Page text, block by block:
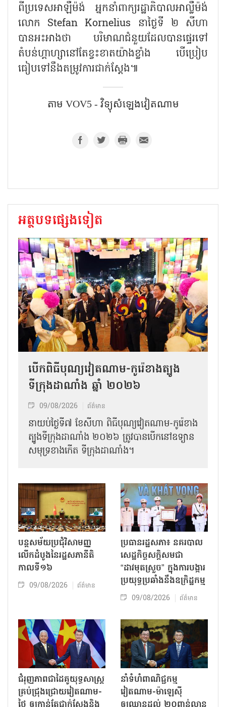
ពីប្រទេសអាឡឺម៉ង់ អ្នកនាំពាក្យរដ្ឋាភិបាលអាល្លឺម៉ង់
លោក Stefan Kornelius នាថ្ងៃទី ២ សីហា
បានអះអាងថា បរិមាណជំនួយដែលបានផ្ទេរទៅ
តំបន់ហ្គាហ្សានៅតែខ្វះខាតយ៉ាងខ្លាំង បើប្រៀប
ធៀបទៅនឹងតម្រូវការជាក់ស្តែង៕
តាម VOV5​​ - វិទ្យុសំឡេងវៀតណាម​
អត្ថបទផ្សេងទៀត
បើកពិធីបុណ្យវៀតណាម-កូរ៉េខាងត្បូង
ទីក្រុងដាណាំង ឆ្នាំ ២០២៦
09/08/2026 ព័ត៌មាន
នាយប់ថ្ងៃទី៧ ខែសីហា ពិធីបុណ្យវៀតណាម-កូរ៉េខាង
ត្បូងទីក្រុងដាណាំង ២០២៦ ត្រូវបានបើកនៅឧទ្យាន
សមុទ្រខាងកើត ទីក្រុងដាណាំង។
បន្តសម័យប្រជុំវិសាមញ្ញ
លើកដំបូងនៃរដ្ឋសភានីតិ
កាលទី១៦
09/08/2026 ព័ត៌មាន
ប្រធានរដ្ឋសភា៖ នគរបាល
សេដ្ឋកិច្ចសក្តិសមជា
“ដាវមុតស្រួច” ក្នុងការបង្ការ
ប្រយុទ្ធប្រឆាំងនឹងឧក្រិដ្ឋកម្ម
09/08/2026 ព័ត៌មាន
ជំរុញភាពជាដៃគូយុទ្ធសាស្ត្រ
គ្រប់ជ្រុងជ្រោយវៀតណាម-
នាំទំហំពាណិជ្ជកម្ម
វៀតណាម-ម៉ាឡេស៊ី